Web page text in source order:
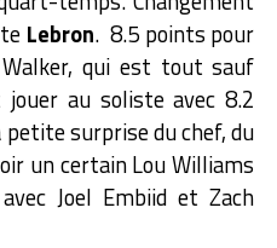
Lebron. 8.5 points pour
qui est tout sauf
au soliste avec 8.2
surprise du chef, du
un certain Lou Williams
Joel Embiid et Zach